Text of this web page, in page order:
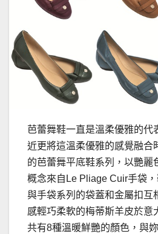
芭蕾舞鞋一直是溫柔優雅的代
近更將這溫柔優雅的感覺融合
的芭蕾舞平底鞋系列，以艷麗
概念來自Le Pliage Cuir手袋
與手袋系列的袋蓋和金屬扣互
感輕巧柔軟的梅蒂斯羊皮於意
共有8種溫暖鮮艷的顏色，與